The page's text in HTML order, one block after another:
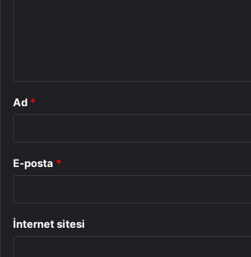
Ad *
E-posta *
İnternet sitesi